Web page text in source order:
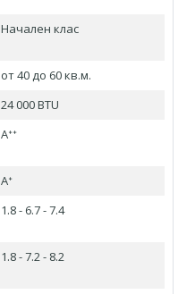
Начален клас
от 40 до 60 кв.м.
24 000 BTU
Aᐩᐩ
Aᐩ
1.8 - 6.7 - 7.4
1.8 - 7.2 - 8.2